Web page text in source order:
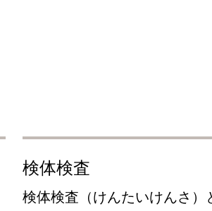
検体検査
検体検査（けんたいけんさ）